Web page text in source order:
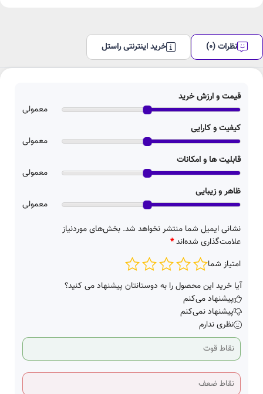
Charger
12W
عدد
نظرات (0) خرید اینترنتی راستل
قیمت و ارزش خرید
معمولی
کیفیت و کارایی
معمولی
قابلیت ها و امکانات
معمولی
ظاهر و زیبایی
معمولی
نشانی ایمیل شما منتشر نخواهد شد. بخش‌های موردنیاز
علامت‌گذاری شده‌اند*
امتیاز شما
آیا خرید این محصول را به دوستانتان پیشنهاد می کنید؟
پیشنهاد می‌کنم
پیشنهاد نمی‌کنم
نظری ندارم